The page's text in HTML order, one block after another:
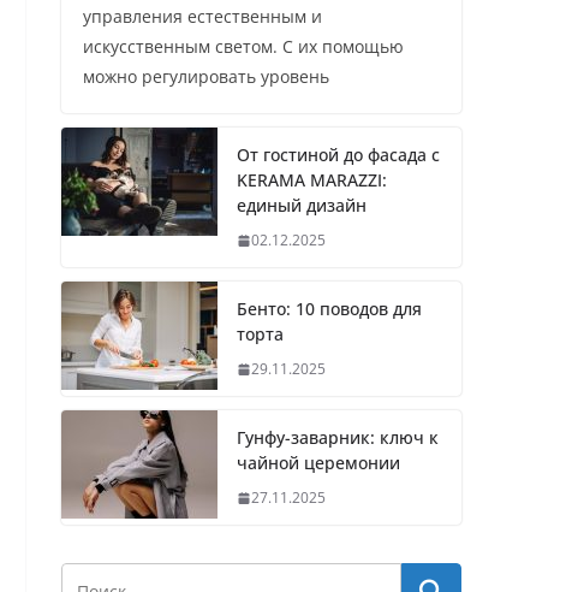
управления естественным и
искусственным светом. С их помощью
можно регулировать уровень
От гостиной до фасада с
KERAMA MARAZZI:
единый дизайн
02.12.2025
Бенто: 10 поводов для
торта
29.11.2025
Гунфу-заварник: ключ к
чайной церемонии
27.11.2025